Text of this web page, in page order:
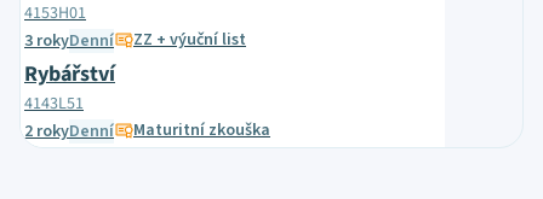
4153H01
3 rokyDenní ZZ + výuční list
Rybářství
4143L51
2 rokyDenní Maturitní zkouška